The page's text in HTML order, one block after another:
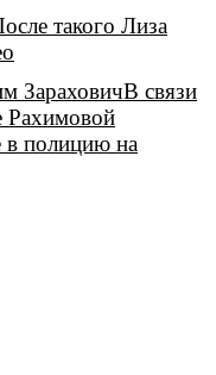
такого Лиза
В связи
Рахимовой
в полицию на